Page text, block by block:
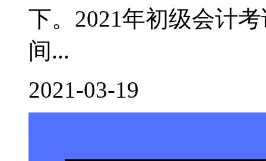
下。2021年初级会计
间...
2021-03-19